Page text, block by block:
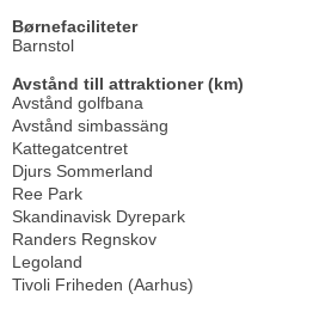
Børnefaciliteter
Barnstol
Avstånd till attraktioner (km)
Avstånd golfbana
Avstånd simbassäng
Kattegatcentret
Djurs Sommerland
Ree Park
Skandinavisk Dyrepark
Randers Regnskov
Legoland
Tivoli Friheden (Aarhus)